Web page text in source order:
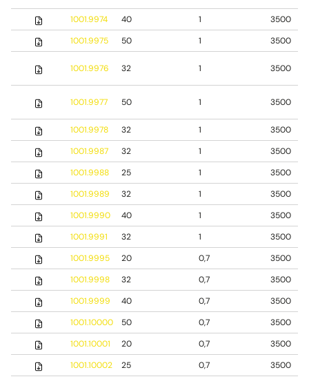
1001.9974 40 1
3500
1001.9975
50 1 3500
1001.9976 32 1 3500
1001.9977 50 1 3500
1001.9978 32 1
3500
1001.9987
32 1
3500
1001.9988
25 1
3500
1001.9989
32 1
3500
1001.9990
40 1
3500
1001.9991
32 1
3500
1001.9995
20 0,7
3500
1001.9998
32 0,7
3500
1001.9999
40 0,7
3500
1001.10000
50 0,7
3500
1001.10001
20 0,7
3500
1001.10002
25 0,7
3500